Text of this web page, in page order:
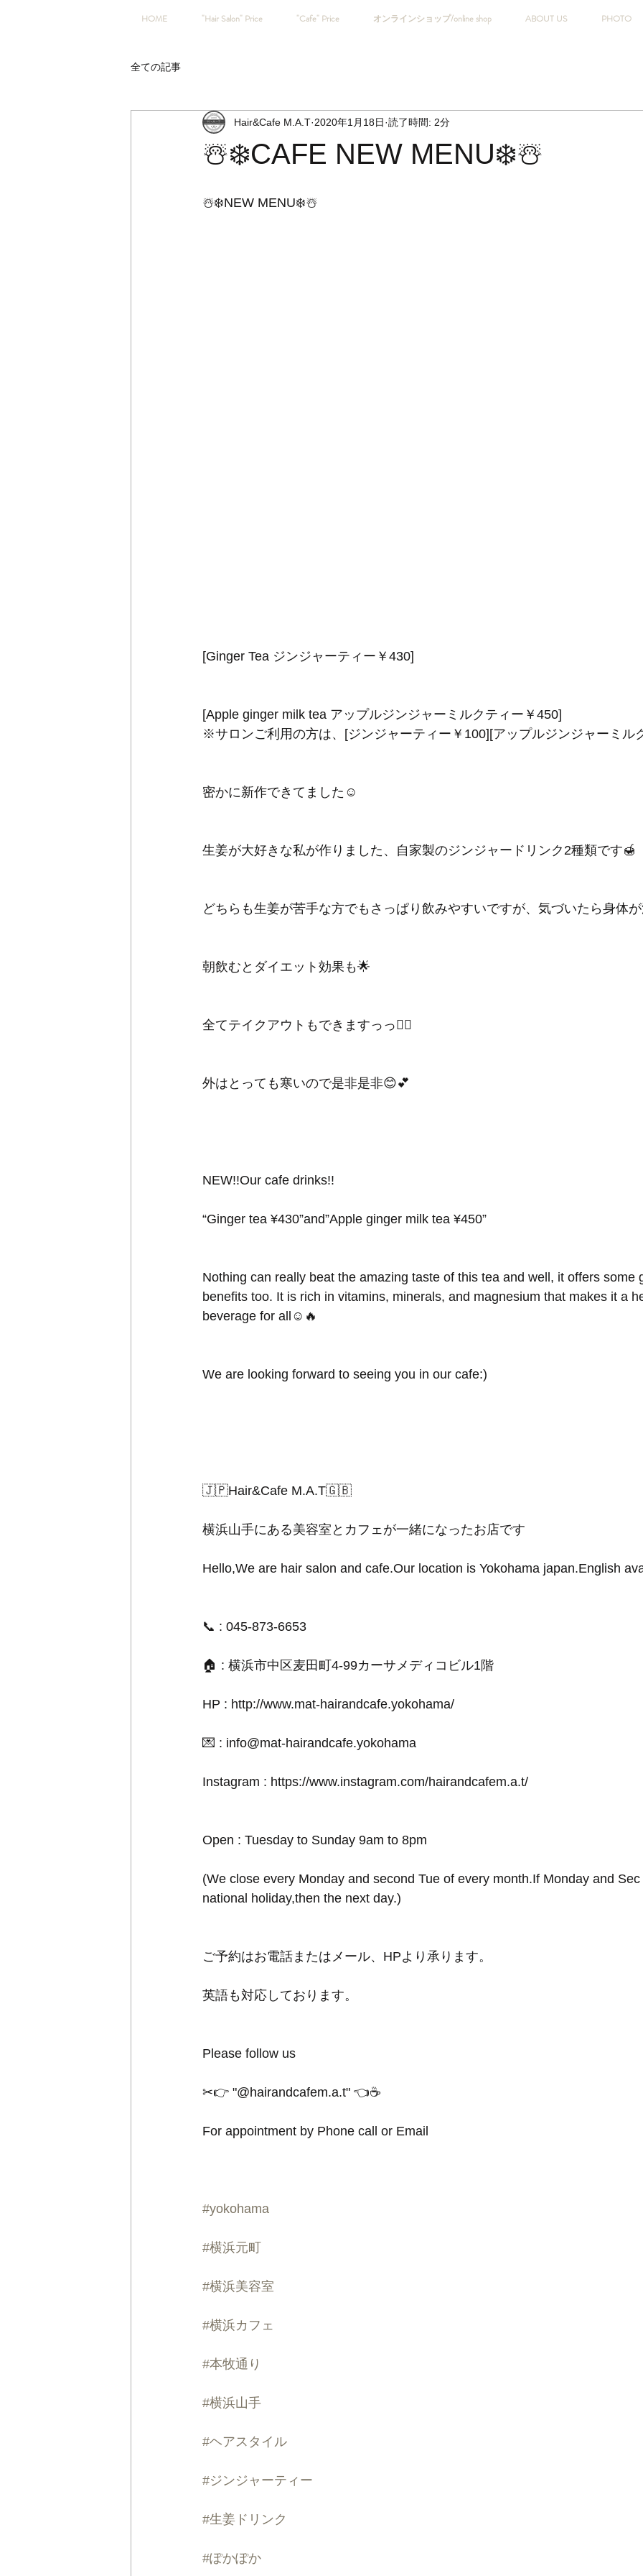
HOME "Hair Salon" Price "Cafe" Price オンラインショップ/online shop ABOUT US PHOTO
全ての記事
☃️❄️CAFE NEW MENU❄️☃️
Hair&Cafe M.A.T 2020年1月18日 読了時間: 2分
☃️❄️NEW MENU❄️☃️
[Ginger Tea ジンジャーティー￥430]
[Apple ginger milk tea アップルジンジャーミルクティー￥450]
※サロンご利用の方は、[ジンジャーティー￥100][アップルジンジャーミル
密かに新作できてました☺️
生姜が大好きな私が作りました、自家製のジンジャードリンク2種類です🍯
どちらも生姜が苦手な方でもさっぱり飲みやすいですが、気づいたら身体
朝飲むとダイエット効果も🌟
全てテイクアウトもできますっっ🙆‍♀️
外はとっても寒いので是非是非😊💕
NEW!!Our cafe drinks!!
“Ginger tea ¥430”and”Apple ginger milk tea ¥450”
Nothing can really beat the amazing taste of this tea and well, it offers some
benefits too. It is rich in vitamins, minerals, and magnesium that makes it a
beverage for all☺️🔥
We are looking forward to seeing you in our cafe:)
🇯🇵Hair&Cafe M.A.T🇬🇧
横浜山手にある美容室とカフェが一緒になったお店です
Hello,We are hair salon and cafe.Our location is Yokohama japan.English
📞 : 045-873-6653
🏠 : 横浜市中区麦田町4-99カーサメディコビル1階
HP : http://www.mat-hairandcafe.yokohama/
💌 : info@mat-hairandcafe.yokohama
Instagram : https://www.instagram.com/hairandcafem.a.t/
Open : Tuesday to Sunday 9am to 8pm
(We close every Monday and second Tue of every month.If Monday and
national holiday,then the next day.)
ご予約はお電話またはメール、HPより承ります。
英語も対応しております。
Please follow us
✂︎👉 "@hairandcafem.a.t" 👈☕️
For appointment by Phone call or Email
#yokohama
#横浜元町
#横浜美容室
#横浜カフェ
#本牧通り
#横浜山手
#ヘアスタイル
#ジンジャーティー
#生姜ドリンク
#ぽかぽか